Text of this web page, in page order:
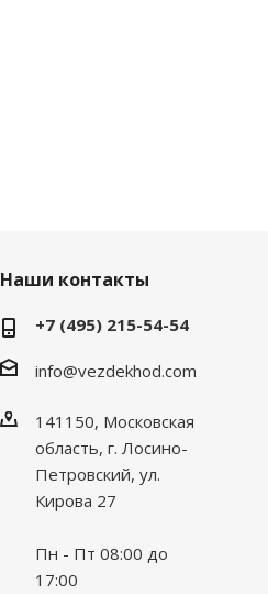
Наши контакты
+7 (495) 215-54-54
info@vezdekhod.com
141150, Московская
область, г. Лосино-
Петровский, ул.
Кирова 27
Пн - Пт 08:00 до
17:00